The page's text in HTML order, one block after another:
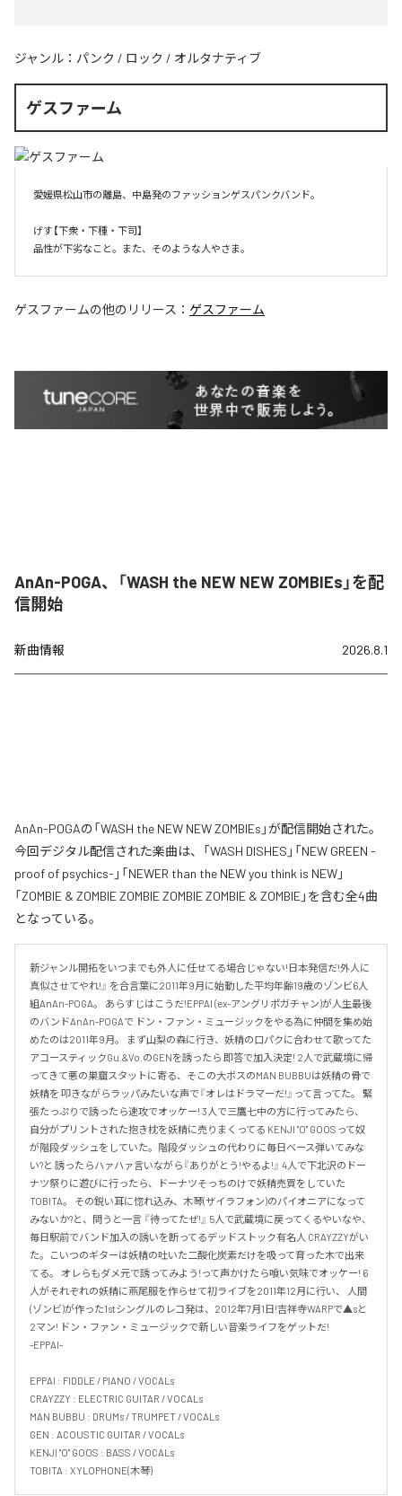
ジャンル： パンク / ロック / オルタナティブ
ゲスファーム
愛媛県松山市の離島、中島発のファッションゲスパンクバンド。
げす【下衆・下種・下司】
品性が下劣なこと。また、そのような人やさま。
ゲスファームの他のリリース： ゲスファーム
AnAn-POGA、「WASH the NEW NEW ZOMBIEs」を配
信開始
新曲情報 2026.8.1
AnAn-POGAの「WASH the NEW NEW ZOMBIEs」が配信開始された。
今回デジタル配信された楽曲は、「WASH DISHES」「NEW GREEN -
proof of psychics-」「NEWER than the NEW you think is NEW」
「ZOMBIE & ZOMBIE ZOMBIE ZOMBIE ZOMBIE & ZOMBIE」を含む全4曲
となっている。
新ジャンル開拓をいつまでも外人に任せてる場合じゃない!日本発信だ!外人に
真似させてやれ!』 を合言葉に2011年9月に始動した平均年齢19歳のゾンビ6人
組AnAn-POGA。 あらすじはこうだ!EPPAI (ex-アングリポガチャン)が人生最後
のバンドAnAn-POGAで ドン・ファン・ミュージックをやる為に仲間を集め始
めたのは2011年9月。 まず山梨の森に行き、妖精の口パクに合わせて歌ってた
アコースティックGu.&Vo.のGENを誘ったら 即答で加入決定! 2人で武蔵境に帰
ってきて悪の巣窟スタットに寄る、そこの大ボスのMAN BUBBUは妖精の骨で
妖精を 叩きながらラッパみたいな声で『オレはドラマーだ!』って言ってた。 緊
張たっぷりで誘ったら速攻でオッケー! 3人で三鷹七中の方に行ってみたら、
自分がプリントされた抱き枕を妖精に売りまくってる KENJI "O" GOOSって奴
が階段ダッシュをしていた。階段ダッシュの代わりに毎日ベース弾いてみな
い?と 誘ったらハァハァ言いながら『ありがとう!やるよ!』 4人で下北沢のドー
ナツ祭りに遊びに行ったら、ドーナツそっちのけで妖精売買をしていた
TOBITA。 その鋭い耳に惚れ込み、木琴(ザイラフォン)のパイオニアになって
みないか?と、問うと一言 『待ってたぜ!』 5人で武蔵境に戻ってくるやいなや、
毎日駅前でバンド加入の誘いを断ってるデッドストック有名人 CRAYZZYがい
た。こいつのギターは妖精の吐いた二酸化炭素だけを吸って育った木で出来
てる。 オレらもダメ元で誘ってみよう!って声かけたら喰い気味でオッケー! 6
人がそれぞれの妖精に燕尾服を作らせて初ライブを2011年12月に行い、 人間
(ゾンビ)が作った1stシングルのレコ発は、2012年7月1日!吉祥寺WARPで▲sと
2マン! ドン・ファン・ミュージックで新しい音楽ライフをゲットだ!
-EPPAI-
EPPAI : FIDDLE / PIANO / VOCALs
CRAYZZY : ELECTRIC GUITAR / VOCALs
MAN BUBBU : DRUMs / TRUMPET / VOCALs
GEN : ACOUSTIC GUITAR / VOCALs
KENJI "O" GOOS : BASS / VOCALs
TOBITA : XYLOPHONE(木琴)